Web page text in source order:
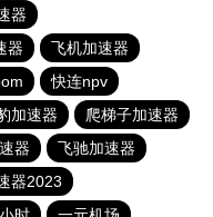
器
器
飞机加速器
快连npv
加速器
爬梯子加速器
器
飞驰加速器
器2023